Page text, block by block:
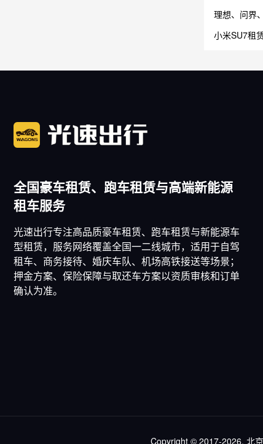
理想、问界
小米SU7租
全国豪车租赁、跑车租赁与高端新能源
租车服务
光速出行专注高品质豪车租赁、跑车租赁与新能源车
型租赁，服务网络覆盖全国一二线城市，适用于自驾
租车、商务接待、婚庆车队、机场高铁接送等场景；
押金方案、保险保障与取还车方案以资质审核和订单
确认为准。
Copyright © 2017-2026, 北